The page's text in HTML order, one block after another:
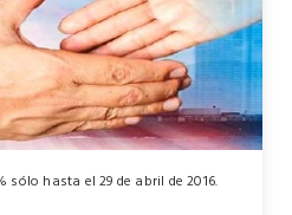
sólo hasta el 29 de abril de 2016.